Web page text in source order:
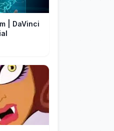
| DaVinci